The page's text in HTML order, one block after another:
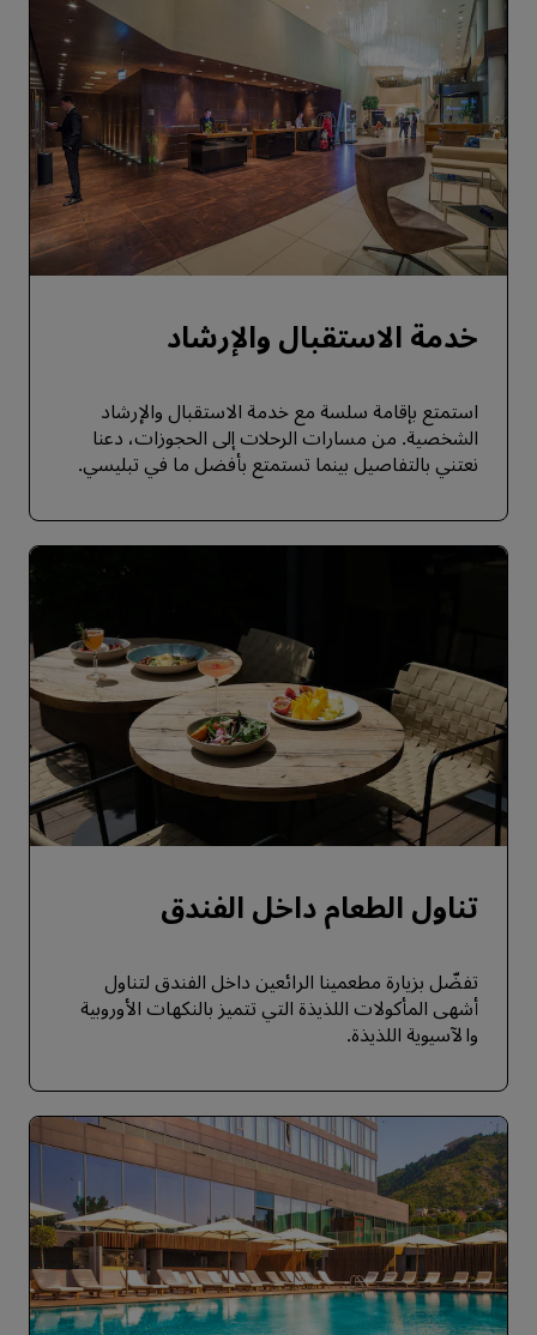
خدمة الاستقبال والإرشاد
استمتع بإقامة سلسة مع خدمة الاستقبال والإرشاد
الشخصية. من مسارات الرحلات إلى الحجوزات، دعنا
نعتني بالتفاصيل بينما تستمتع بأفضل ما في تبليسي.
تناول الطعام داخل الفندق
تفضّل بزيارة مطعمينا الرائعين داخل الفندق لتناول
أشهى المأكولات اللذيذة التي تتميز بالنكهات الأوروبية
والآسيوية اللذيذة.